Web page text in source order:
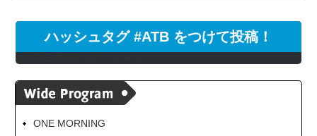
ハッシュタグ #ATB をつけて投稿！
ONE MORNING